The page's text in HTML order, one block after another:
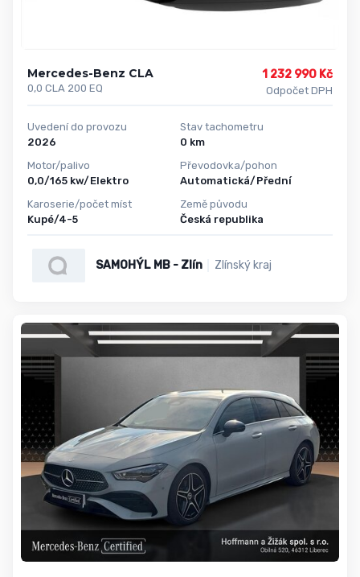
Mercedes-Benz CLA
0,0 CLA 200 EQ
1 232 990 Kč
Odpočet DPH
Uvedení do provozu
2026
Motor/palivo
0,0/165 kw/Elektro
Karoserie/počet míst
Kupé/4-5
Stav tachometru
0 km
Převodovka/pohon
Automatická/Přední
Země původu
Česká republika
SAMOHÝL MB - Zlín Zlínský kraj